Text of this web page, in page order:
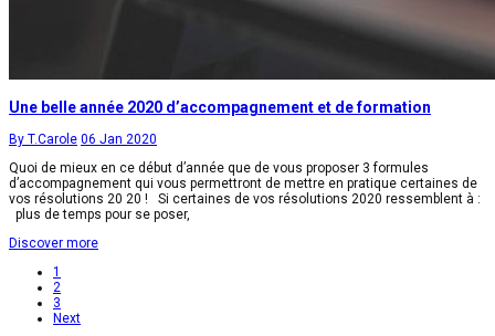
Une belle année 2020 d’accompagnement et de formation
By T.Carole 06 Jan 2020
Quoi de mieux en ce début d’année que de vous proposer 3 formules
d’accompagnement qui vous permettront de mettre en pratique certaines de
vos résolutions 20 20 ! Si certaines de vos résolutions 2020 ressemblent à :
plus de temps pour se poser,
Discover more
1
2
3
Next